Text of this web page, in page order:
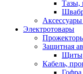
Тазы,
Электротовары
Защитная
Щиты
Кабель,